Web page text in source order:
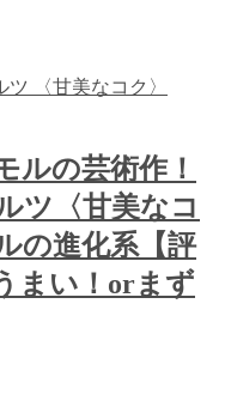
ルの芸術作！
ツ〈甘美なコ
の進化系【評
まい！orまず